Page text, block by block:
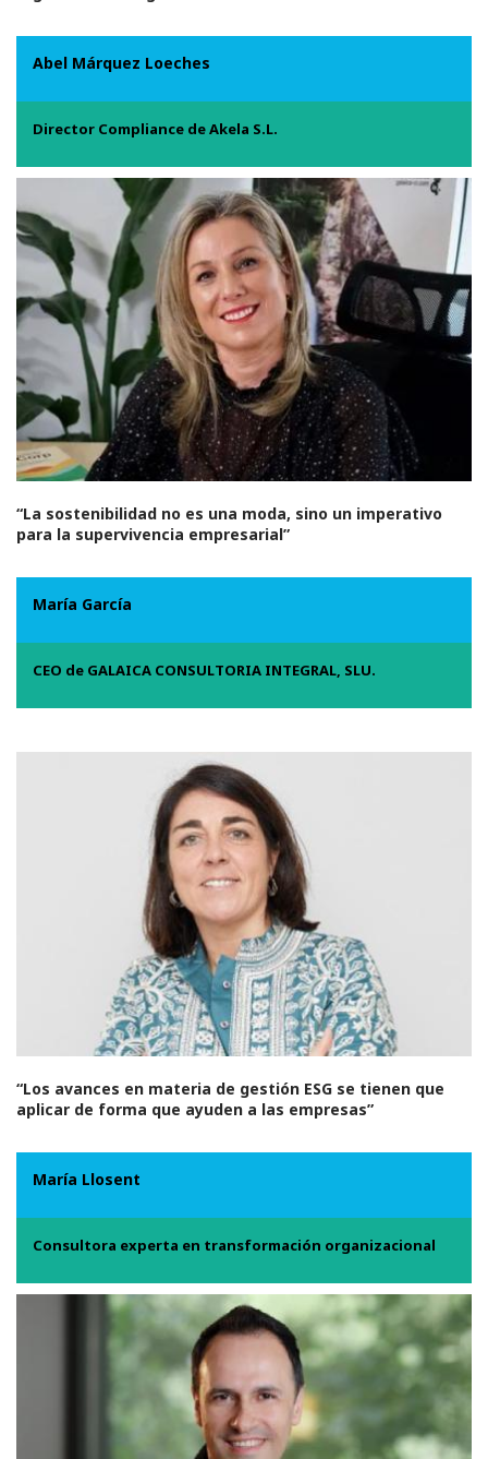
Abel Márquez Loeches
Director Compliance de Akela S.L.
“La sostenibilidad no es una moda, sino un imperativo
para la supervivencia empresarial”
María García
CEO de GALAICA CONSULTORIA INTEGRAL, SLU.
“Los avances en materia de gestión ESG se tienen que
aplicar de forma que ayuden a las empresas”
María Llosent
Consultora experta en transformación organizacional